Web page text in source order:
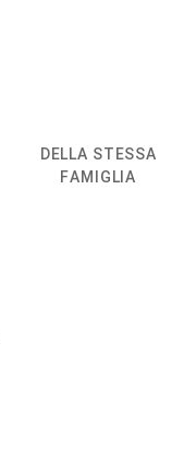
DELLA STESSA
FAMIGLIA